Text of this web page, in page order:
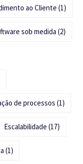
ao Cliente (1)
sob medida (2)
de processos (1)
Escalabilidade (17)
(1)